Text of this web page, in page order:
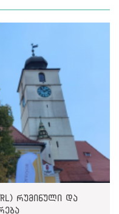
რუმინული და